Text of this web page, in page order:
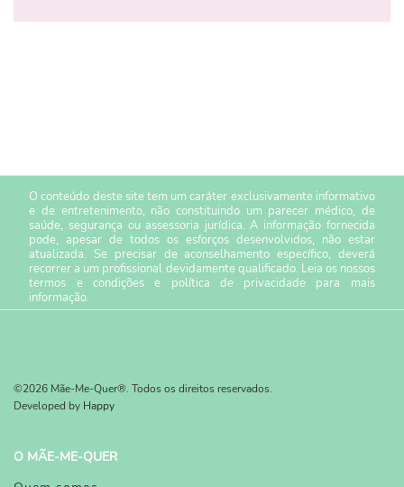
O conteúdo deste site tem um caráter exclusivamente informativo
e de entretenimento, não constituindo um parecer médico, de
saúde, segurança ou assessoria jurídica. A informação fornecida
pode, apesar de todos os esforços desenvolvidos, não estar
atualizada. Se precisar de aconselhamento específico, deverá
recorrer a um profissional devidamente qualificado. Leia os nossos
termos e condiçõese política de privacidade para mais
informação.
©2026 Mãe-Me-Quer®. Todos os direitos reservados.
Developed by Happy
O MÃE-ME-QUER